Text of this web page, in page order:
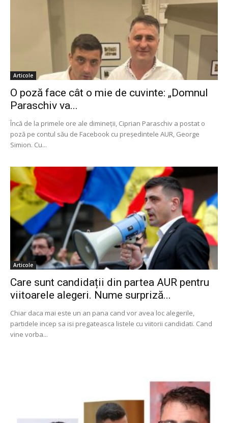
Articole
O poză face cât o mie de cuvinte: „Domnul
Paraschiv va...
Încă de la primele ore ale dimineții, Ciprian Paraschiv a postat o
poză pe contul său de Facebook cu președintele AUR, George
Simion. Cu...
Articole
Care sunt candidații din partea AUR pentru
viitoarele alegeri. Nume surpriză...
Chiar daca mai este un an pana cand vor avea loc alegerile,
partidele incep sa isi pregateasca listele cu viitorii candidati. Cand
vine vorba...